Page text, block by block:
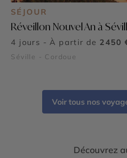
SÉJOUR
Réveillon Nouvel An à
4 jours - À partir de 2450
Séville - Cordoue
Voir tous nos
Découvrez